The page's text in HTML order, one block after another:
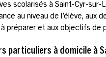
scolarisés à Saint-Cyr-sur-
au niveau de l’élève, aux
préparer et aux objectifs de
particuliers à domicile à